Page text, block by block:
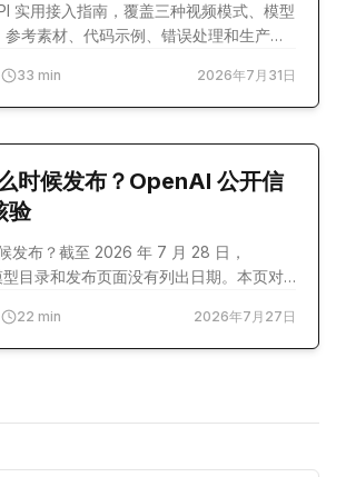
实用接入指南，覆盖三种视频模式、模型
考素材、代码示例、错误处理和生产配
33 min 2026年7月31日
时候发布？OpenAI 公开信
验
发布？截至 2026 年 7 月 28 日，
目录和发布页面没有列出日期。本页对
22 min 2026年7月27日